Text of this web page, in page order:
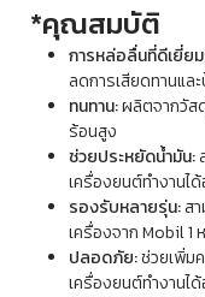
*คุณสมบัติ
การหล่อลื่นที่ดีเยี่ย
ลดการเสียดทานแล
ทนทาน:ผลิตจากวัส
ร้อนสูง
ช่วยประหยัดน้ำมัน:
เครื่องยนต์ทำงานไ
รองรับหลายรุ่น:ส
เครื่องจาก Mobil 1
ปลอดภัย:ช่วยเพิ่ม
เครื่องยนต์ทำงานไ